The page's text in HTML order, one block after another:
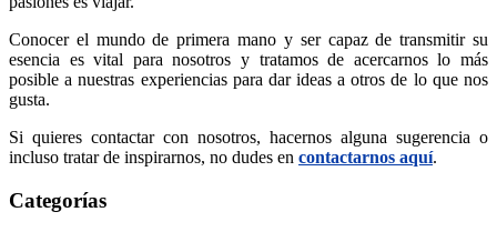
Conocer el mundo de primera mano y ser capaz de transmitir su
esencia es vital para nosotros y tratamos de acercarnos lo más
posible a nuestras experiencias para dar ideas a otros de lo que nos
gusta.
Si quieres contactar con nosotros, hacernos alguna sugerencia o
incluso tratar de inspirarnos, no dudes en contactarnos aquí.
Categorías